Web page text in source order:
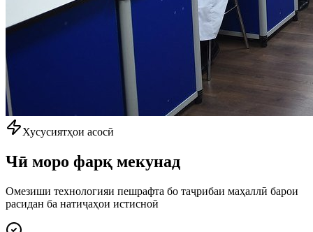
Хусусиятҳои асосӣ
Чӣ моро фарқ мекунад
Омезиши технологияи пешрафта бо таҷрибаи маҳаллӣ барои
расидан ба натиҷаҳои истисноӣ